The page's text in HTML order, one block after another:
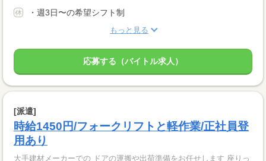
・週3日〜の希望シフト制
もっと見る
応募する（バイトル求人）
[派遣]
時給1450円/フォークリフトと軽作業/正社員登
用あり
大手建材メーカーでの ドアの運搬や出荷準備をお任せします 座りっ